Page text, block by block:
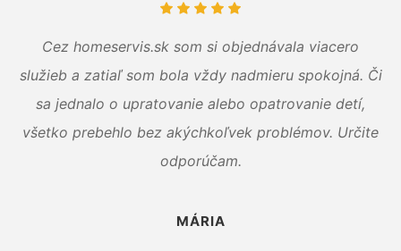
Cez homeservis.sk som si objednávala viacero
služieb a zatiaľ som bola vždy nadmieru spokojná. Či
sa jednalo o upratovanie alebo opatrovanie detí,
všetko prebehlo bez akýchkoľvek problémov. Určite
odporúčam.
MÁRIA